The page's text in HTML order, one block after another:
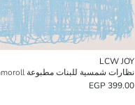
LCW JOY
نظارات شمسية للبنات مطبوعة Cinnamoroll
399.00 EGP